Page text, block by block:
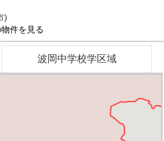
)
件を見る
波岡中学校学区域